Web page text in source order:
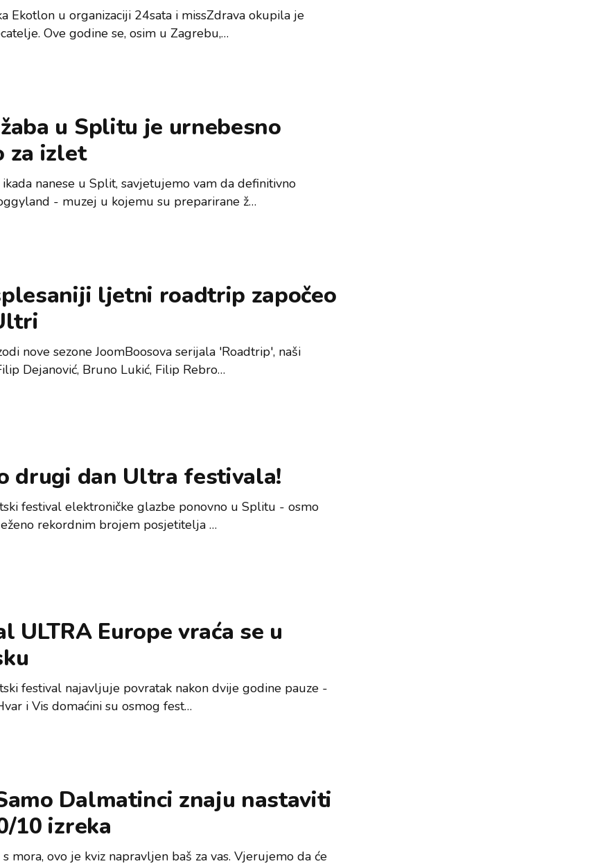
Ekotlon u organizaciji 24sata i missZdrava okupila je
Ove godine se, osim u Zagrebu,…
u Splitu je urnebesno
za izlet
nanese u Split, savjetujemo vam da definitivno
- muzej u kojemu su preparirane ž…
ljetni roadtrip započeo
nove sezone JoomBoosova serijala 'Roadtrip', naši
Dejanović, Bruno Lukić, Filip Rebro…
drugi dan Ultra festivala!
festival elektroničke glazbe ponovno u Splitu - osmo
rekordnim brojem posjetitelja …
ULTRA Europe vraća se u
festival najavljuje povratak nakon dvije godine pauze -
i Vis domaćini su osmog fest…
Dalmatinci znaju nastaviti
10 izreka
mora, ovo je kviz napravljen baš za vas. Vjerujemo da će